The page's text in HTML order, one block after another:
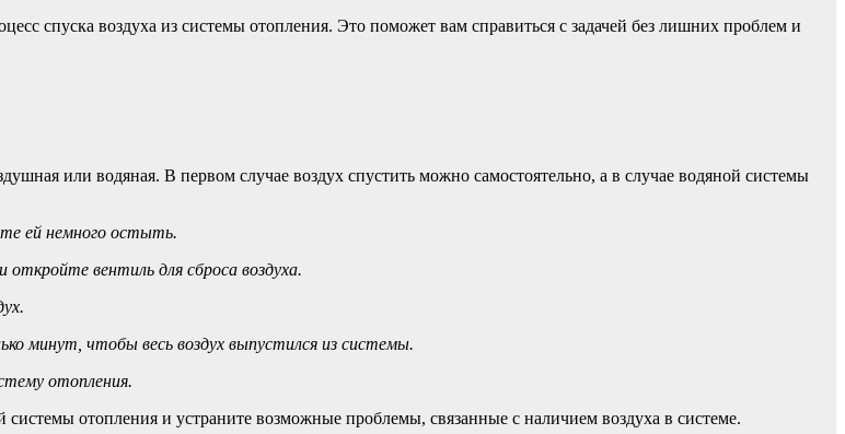
спуска воздуха из системы отопления. Это поможет вам справиться с задачей без лишних проблем и
или водяная. В первом случае воздух спустить можно самостоятельно, а в случае водяной системы
ей немного остыть.
вентиль для сброса воздуха.
минут, чтобы весь воздух выпустился из системы.
отопления.
отопления и устраните возможные проблемы, связанные с наличием воздуха в системе.